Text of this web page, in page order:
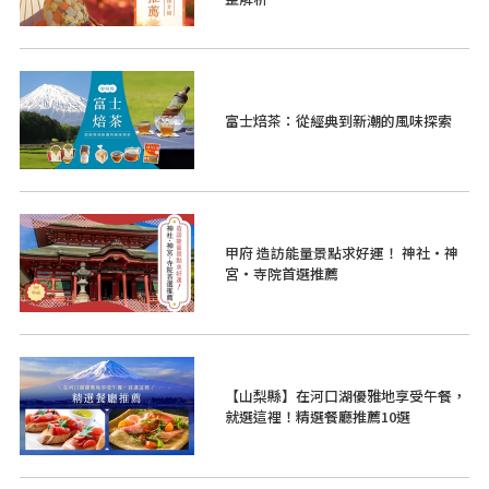
富士焙茶：從經典到新潮的風味探索
甲府 造訪能量景點求好運！ 神社・神
宮・寺院首選推薦
【山梨縣】在河口湖優雅地享受午餐，
就選這裡！精選餐廳推薦10選